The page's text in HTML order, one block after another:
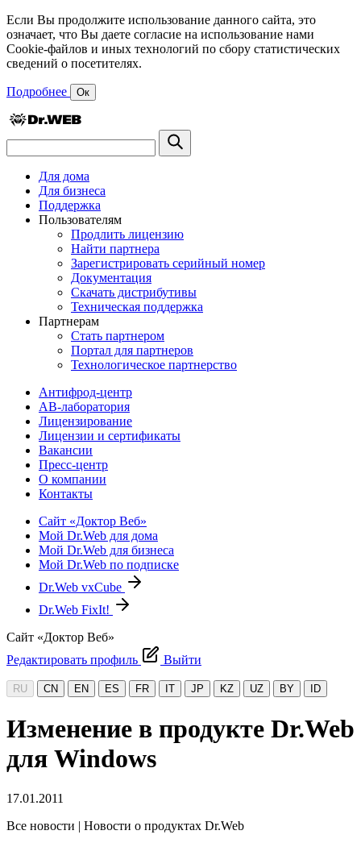
Если Вы продолжите использование данного сайта, это
означает, что Вы даете согласие на использование нами
Cookie-файлов и иных технологий по сбору статистических
сведений о посетителях.
Подробнее Ок
Для дома
Для бизнеса
Поддержка
Пользователям
Продлить лицензию
Найти партнера
Зарегистрировать серийный номер
Документация
Скачать дистрибутивы
Техническая поддержка
Партнерам
Стать партнером
Портал для партнеров
Технологическое партнерство
Антифрод-центр
АВ-лаборатория
Лицензирование
Лицензии и сертификаты
Вакансии
Пресс-центр
О компании
Контакты
Сайт «Доктор Веб»
Мой Dr.Web для дома
Мой Dr.Web для бизнеса
Мой Dr.Web по подписке
Dr.Web vxCube
Dr.Web FixIt!
Сайт «Доктор Веб»
Редактировать профиль
Выйти
RU CN EN ES FR IT JP KZ UZ BY ID
Изменение в продукте Dr.Web
для Windows
17.01.2011
Все новости | Новости о продуктах Dr.Web